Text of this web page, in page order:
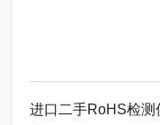
进口二手RoHS检测